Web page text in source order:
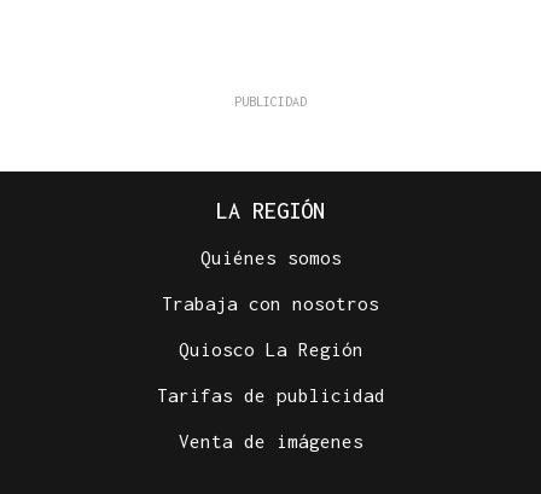
LA REGIÓN
Quiénes somos
Trabaja con nosotros
Quiosco La Región
Tarifas de publicidad
Venta de imágenes